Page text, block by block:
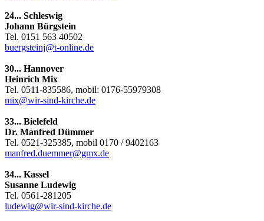
24... Schleswig
Johann Bürgstein
Tel. 0151 563 40502
buergsteinj@t-online.de
30... Hannover
Heinrich Mix
Tel. 0511-835586, mobil: 0176-55979308
mix@wir-sind-kirche.de
33... Bielefeld
Dr. Manfred Dümmer
Tel. 0521-325385, mobil 0170 / 9402163
manfred.duemmer@gmx.de
34... Kassel
Susanne Ludewig
Tel. 0561-281205
ludewig@wir-sind-kirche.de